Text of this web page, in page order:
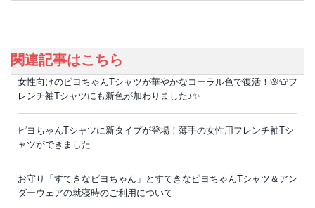
関連記事はこちら
女性向けのピヨちゃんTシャツが華やかなコーラル色で復活！🌸👕フ
レンチ袖Tシャツにも新色が加わりました♪✨
ピヨちゃんTシャツに新タイプが登場！薄手の女性用フレンチ袖Tシ
ャツができました
お守り「すてきなピヨちゃん」とすてきなピヨちゃんTシャツ＆アン
ダーウェアの就寝時のご利用について